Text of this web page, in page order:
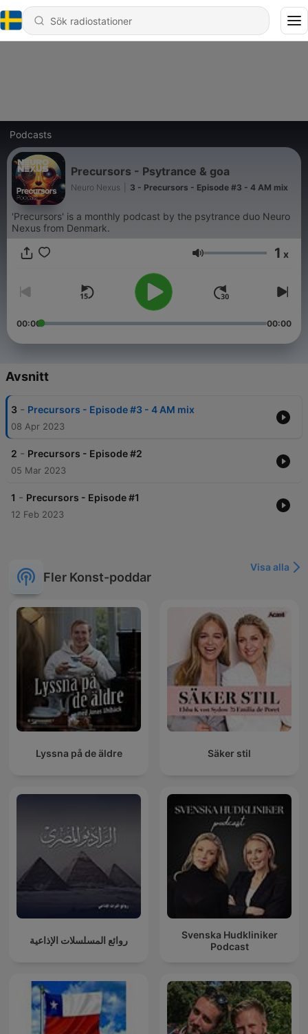
Podcasts
Precursors - Psytrance & goa
Neuro Nexus 3 - Precursors - Episode #3 - 4 AM mix
'Precursors' is a monthly podcast by the psytrance duo Neuro
Nexus from Denmark.
Volym 1 x
00:00 00:00
Avsnitt
3 - Precursors - Episode #3 - 4 AM mix
08 Apr 2023
2 - Precursors - Episode #2
05 Mar 2023
1 - Precursors - Episode #1
12 Feb 2023
Fler Konst-poddar
Visa alla
Lyssna på de äldre Säker stil
روائع المسلسلات الإذاعية
Svenska Hudkliniker
Podcast